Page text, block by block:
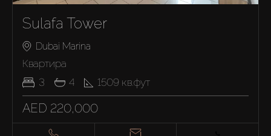
Sulafa Tower
Dubai Marina
Квартира
3
4 1509 кв.фут
AED 220,000